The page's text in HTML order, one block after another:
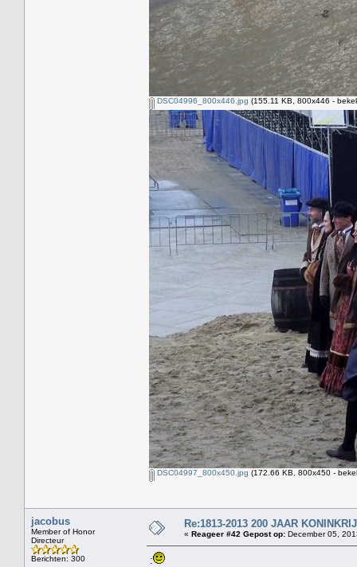
DSC04996_800x446.jpg (155.11 KB, 800x446 -
DSC04997_800x450.jpg (172.66 KB, 800x450 -
jacobus
Member of Honor
Directeur
Berichten: 300
Re:1813-2013 200 JAAR
« Reageer #42 Gepost op: December 05,
: